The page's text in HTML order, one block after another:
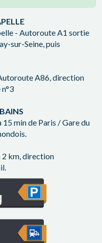
- Autoroute A1 sortie
sur-Seine, puis
A86, direction
15 min de Paris / Gare du
2 km, direction